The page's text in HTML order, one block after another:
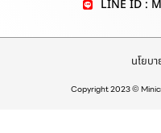
LINE ID :
Copyright 2023 ©
นโยบ